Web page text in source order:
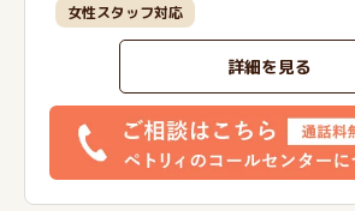
女性スタッフ対応
詳細を見る